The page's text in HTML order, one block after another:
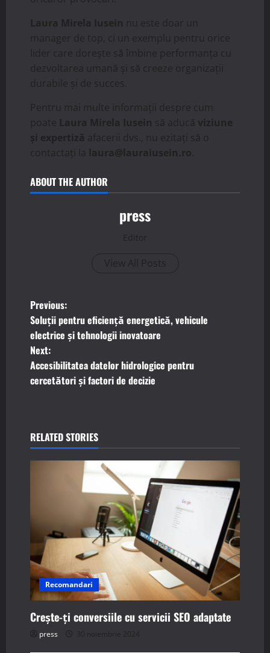
Laura Mirela Iusein nu este doar un
manager de top, ci un exemplu pentru orice
lider care dorește să îmbine performanța cu
dezvoltarea umană și să creeze organizații
durabile și de succes.
Pentru mai multe informații despre cum
poate Laura Mirela Iusein să aducă viziune
și expertiză afacerii dvs., nu ezitați să o
contactați la laura@lauraiusein.ro
ABOUT THE AUTHOR
press
Editor
View All Posts
P
o
s
t
a
v
g
a
t
i
o
n
Previous:
Soluții pentru eficiență energetică, vehicule
electrice și tehnologii inovatoare
Next:
Accesibilitatea datelor hidrologice pentru
cercetători și factori de decizie
RELATED STORIES
Recomandari
Crește-ți conversiile cu servicii SEO adaptate
press 30 noiembrie 2024